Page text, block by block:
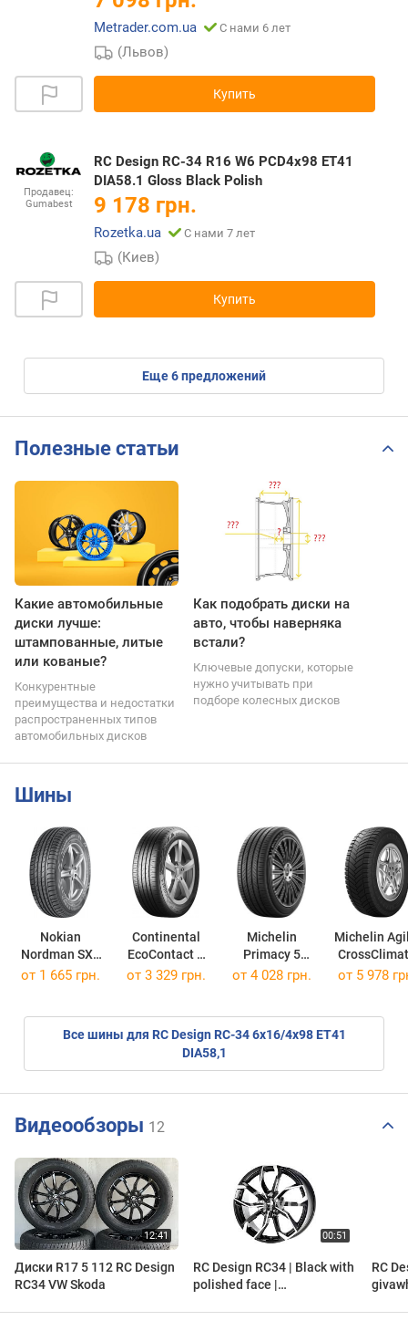
Metrader.com.ua С нами 6 лет
(Львов)
Купить
Продавец:
Gumabest
RC Design RC-34 R16 W6 PCD4x98 ET41
DIA58.1 Gloss Black Polish
9 178 грн.
Rozetka.ua С нами 7 лет
(Киев)
Купить
eще6предложений
Полезные статьи
Какие автомобильные
диски лучше:
штампованные, литые
или кованые?
Конкурентные
преимущества и недостатки
распространенных типов
автомобильных дисков
Как подобрать диски на
авто, чтобы наверняка
встали?
Ключевые допуски, которые
нужно учитывать при
подборе колесных дисков
Шины
Nokian
Nordman SX2
205/60 R16 92H
Continental
EcoContact 6
205/60 R16 92H
Michelin
Primacy 5
205/55 R16 91V
Michelin
215/65
от 1 665 грн. от 3 329 грн. от 4 028 грн. от 5 978
Все шины для RC Design RC-34 6x16/4x98 ET41
DIA58,1
Видеообзоры 12
Диски R17 5 112 RC Design
RC34 VW Skoda
RC Design RC34 | Black with
polished face |
RC